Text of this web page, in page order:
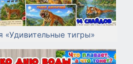
«Удивительные тигры»